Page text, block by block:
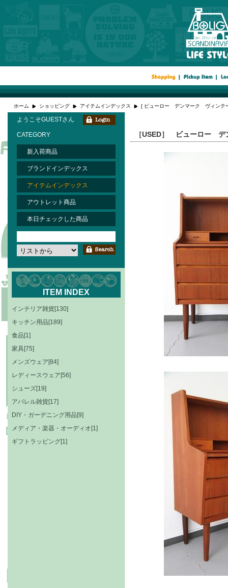
ホーム ショッピング アイテムインデックス [ ビューロー デンマーク ヴィンテ
［USED］ ビューロー
ようこそGUESTさん
CATEGORY
新入荷商品
ブランドインデックス
アイテムインデックス
アウトレット商品
本日チェックした商品
ITEM INDEX
インテリア雑貨[130]
キッチン用品[189]
食品[1]
家具[75]
メンズウェア[84]
レディースウェア[56]
シューズ[19]
アパレル雑貨[17]
DIY・ガーデニング用品[9]
メディア・楽器・オーディオ[1]
ギフトラッピング[1]